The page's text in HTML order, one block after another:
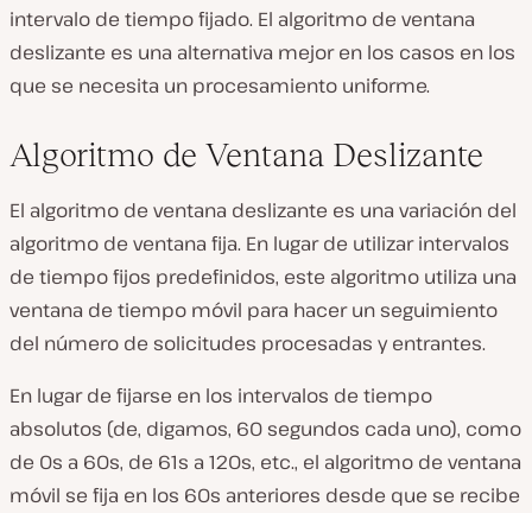
intervalo de tiempo fijado. El algoritmo de ventana
deslizante es una alternativa mejor en los casos en los
que se necesita un procesamiento uniforme.
Algoritmo de Ventana Deslizante
El algoritmo de ventana deslizante es una variación del
algoritmo de ventana fija. En lugar de utilizar intervalos
de tiempo fijos predefinidos, este algoritmo utiliza una
ventana de tiempo móvil para hacer un seguimiento
del número de solicitudes procesadas y entrantes.
En lugar de fijarse en los intervalos de tiempo
absolutos (de, digamos, 60 segundos cada uno), como
de 0s a 60s, de 61s a 120s, etc., el algoritmo de ventana
móvil se fija en los 60s anteriores desde que se recibe